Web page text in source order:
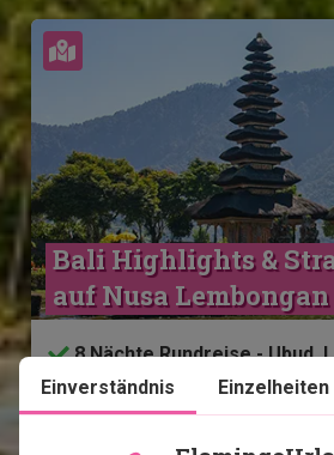
Bali Highlights &
auf Nusa Lembongan
8 Nächte Rundreise - Ubud,
3-Nächte-Strandurlaub auf
Privater deutscher Fahrer/
Einverständnis Einzelheiten